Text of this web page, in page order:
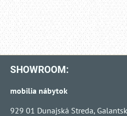
SHOWROOM:
mobilia nábytok
929 01 Dunajská Streda,